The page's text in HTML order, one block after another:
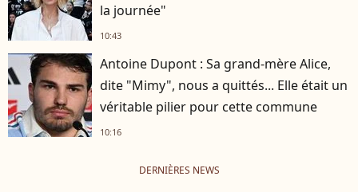
la journée"
10:43
Antoine Dupont : Sa grand-mère Alice,
dite "Mimy", nous a quittés... Elle était un
véritable pilier pour cette commune
10:16
DERNIÈRES NEWS